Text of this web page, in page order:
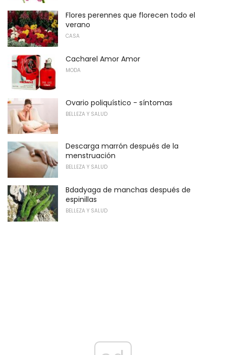
Flores perennes que florecen todo el
verano
CASA
Cacharel Amor Amor
MODA
Ovario poliquístico - síntomas
BELLEZA Y SALUD
Descarga marrón después de la
menstruación
BELLEZA Y SALUD
Bdadyaga de manchas después de
espinillas
BELLEZA Y SALUD